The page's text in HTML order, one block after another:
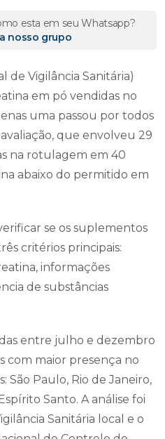
esta em seu Whatsapp?
nosso grupo
de Vigilância Sanitária)
em pó vendidas no
uma passou por todos
que envolveu 29
na rotulagem em 40
abaixo do permitido em
se os suplementos
critérios principais:
informações
de substâncias
entre julho e dezembro
com maior presença no
São Paulo, Rio de Janeiro,
Santo. A análise foi
Sanitária local e o